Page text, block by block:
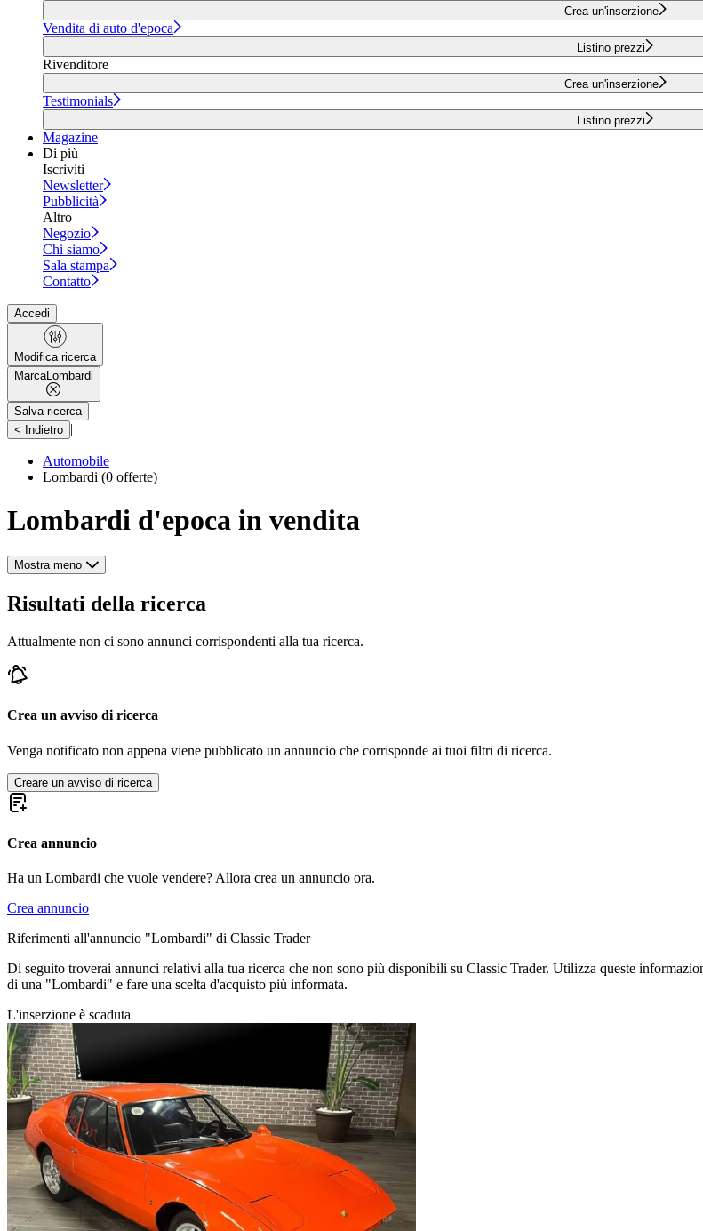
Crea un'inserzione
Vendita di auto d'epoca
Listino prezzi
Rivenditore
Crea un'inserzione
Testimonials
Listino prezzi
Magazine
Di più
Iscriviti
Newsletter
Pubblicità
Altro
Negozio
Chi siamo
Sala stampa
Contatto
Accedi
Modifica ricerca
MarcaLombardi
Salva ricerca
< Indietro |
Automobile
Lombardi (0 offerte)
Lombardi d'epoca in vendita
Mostra meno
Risultati della ricerca
Attualmente non ci sono annunci corrispondenti alla tua ricerca.
Crea un avviso di ricerca
Venga notificato non appena viene pubblicato un annuncio che corrisponde ai tuoi filtri di ricerca.
Creare un avviso di ricerca
Crea annuncio
Ha un Lombardi che vuole vendere? Allora crea un annuncio ora.
Crea annuncio
Riferimenti all'annuncio "Lombardi" di Classic Trader
Di seguito troverai annunci relativi alla tua ricerca che non sono più disponibili su Classic Trader. Utilizza queste
di una "Lombardi" e fare una scelta d'acquisto più informata.
L'inserzione è scaduta